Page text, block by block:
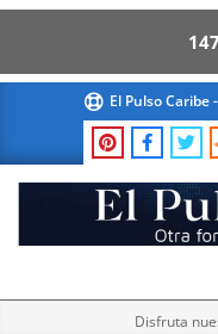
147
content
El Pulso
El
Pulso
Navigation
Disfruta